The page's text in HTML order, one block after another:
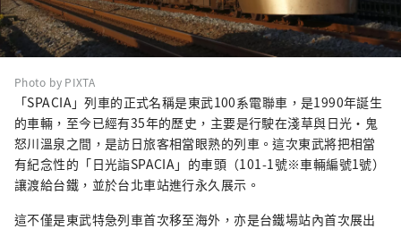
Photo by PIXTA
「SPACIA」列車的正式名稱是東武100系電聯車，是1990年誕生
的車輛，至今已經有35年的歷史，主要是行駛在淺草與日光・鬼
怒川溫泉之間，是訪日旅客相當眼熟的列車。這次東武將把相當
有紀念性的「日光詣SPACIA」的車頭（101-1號※車輛編號1號）
讓渡給台鐵，並於台北車站進行永久展示。
這不僅是東武特急列車首次移至海外，亦是台鐵場站內首次展出